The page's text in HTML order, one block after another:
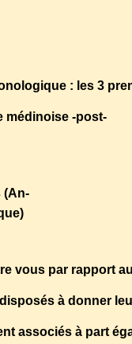
: les 3
médinoise -post-
(An-
vous par rapport
à donner
associés à part